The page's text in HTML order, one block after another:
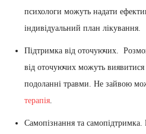
психологи можуть надати
індивідуальний план лікування.
Підтримка від оточуючих.
від оточуючих можуть
подоланні травми. Не зайвою
терапія
Самопізнання та